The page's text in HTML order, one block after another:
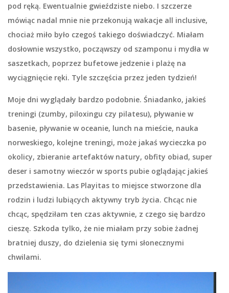
pod ręką. Ewentualnie gwieździste niebo. I szczerze
mówiąc nadal mnie nie przekonują wakacje all inclusive,
chociaż miło było czegoś takiego doświadczyć. Miałam
dosłownie wszystko, począwszy od szamponu i mydła w
saszetkach, poprzez bufetowe jedzenie i plażę na
wyciągnięcie ręki. Tyle szczęścia przez jeden tydzień!
Moje dni wyglądały bardzo podobnie. Śniadanko, jakieś
treningi (zumby, piloxingu czy pilatesu), pływanie w
basenie, pływanie w oceanie, lunch na mieście, nauka
norweskiego, kolejne treningi, może jakaś wycieczka po
okolicy, zbieranie artefaktów natury, obfity obiad, super
deser i samotny wieczór w sports pubie oglądając jakieś
przedstawienia. Las Playitas to miejsce stworzone dla
rodzin i ludzi lubiących aktywny tryb życia. Chcąc nie
chcąc, spędziłam ten czas aktywnie, z czego się bardzo
cieszę. Szkoda tylko, że nie miałam przy sobie żadnej
bratniej duszy, do dzielenia się tymi słonecznymi
chwilami.